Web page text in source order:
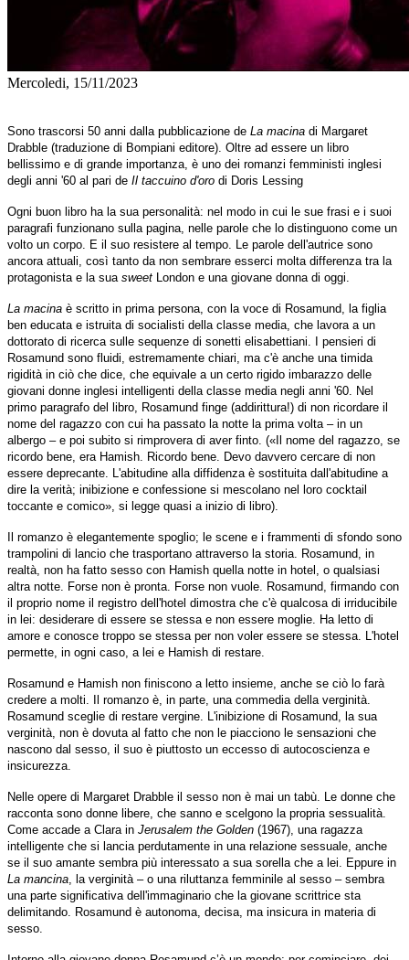
Mercoledi, 15/11/2023
Sono trascorsi 50 anni dalla pubblicazione de La macina di Margaret
Drabble (traduzione di Bompiani editore). Oltre ad essere un libro
bellissimo e di grande importanza, è uno dei romanzi femministi inglesi
degli anni '60 al pari de Il taccuino d'oro di Doris Lessing
Ogni buon libro ha la sua personalità: nel modo in cui le sue frasi e i suoi
paragrafi funzionano sulla pagina, nelle parole che lo distinguono come un
volto un corpo. E il suo resistere al tempo. Le parole dell'autrice sono
ancora attuali, così tanto da non sembrare esserci molta differenza tra la
protagonista e la sua sweet London e una giovane donna di oggi.
La macina è scritto in prima persona, con la voce di Rosamund, la figlia
ben educata e istruita di socialisti della classe media, che lavora a un
dottorato di ricerca sulle sequenze di sonetti elisabettiani. I pensieri di
Rosamund sono fluidi, estremamente chiari, ma c'è anche una timida
rigidità in ciò che dice, che equivale a un certo rigido imbarazzo delle
giovani donne inglesi intelligenti della classe media negli anni '60. Nel
primo paragrafo del libro, Rosamund finge (addirittura!) di non ricordare il
nome del ragazzo con cui ha passato la notte la prima volta – in un
albergo – e poi subito si rimprovera di aver finto. («Il nome del ragazzo, se
ricordo bene, era Hamish. Ricordo bene. Devo davvero cercare di non
essere deprecante. L'abitudine alla diffidenza è sostituita dall'abitudine a
dire la verità; inibizione e confessione si mescolano nel loro cocktail
toccante e comico», si legge quasi a inizio di libro).
Il romanzo è elegantemente spoglio; le scene e i frammenti di sfondo sono
trampolini di lancio che trasportano attraverso la storia. Rosamund, in
realtà, non ha fatto sesso con Hamish quella notte in hotel, o qualsiasi
altra notte. Forse non è pronta. Forse non vuole. Rosamund, firmando con
il proprio nome il registro dell'hotel dimostra che c'è qualcosa di irriducibile
in lei: desiderare di essere se stessa e non essere moglie. Ha letto di
amore e conosce troppo se stessa per non voler essere se stessa. L'hotel
permette, in ogni caso, a lei e Hamish di restare.
Rosamund e Hamish non finiscono a letto insieme, anche se ciò lo farà
credere a molti. Il romanzo è, in parte, una commedia della verginità.
Rosamund sceglie di restare vergine. L'inibizione di Rosamund, la sua
verginità, non è dovuta al fatto che non le piacciono le sensazioni che
nascono dal sesso, il suo è piuttosto un eccesso di autocoscienza e
insicurezza.
Nelle opere di Margaret Drabble il sesso non è mai un tabù. Le donne che
racconta sono donne libere, che sanno e scelgono la propria sessualità.
Come accade a Clara in Jerusalem the Golden (1967), una ragazza
intelligente che si lancia perdutamente in una relazione sessuale, anche
se il suo amante sembra più interessato a sua sorella che a lei. Eppure in
La mancina, la verginità – o una riluttanza femminile al sesso – sembra
una parte significativa dell'immaginario che la giovane scrittrice sta
delimitando. Rosamund è autonoma, decisa, ma insicura in materia di
sesso.